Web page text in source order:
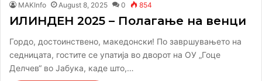
MAKInfo August 8, 2025 0 854
ИЛИНДЕН 2025 – Полагање на венци
Гордо, достоинствено, македонски! По завршувањето на
седницата, гостите се упатија во дворот на ОУ „Гоце
Делчев“ во Јабука, каде што,…